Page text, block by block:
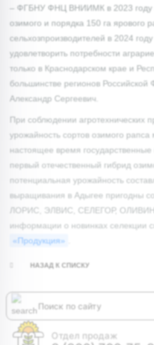
– ФГБНУ ФНЦ ВНИИМК в 2023 году
озимого и порядка 150 га ярового
сельхозпроизводителей в 2024
удовлетворить потребности
только в Краснодарском крае и
большинстве регионов
Александр Сергеевич.
При соблюдении агротехнических
урожайность сортов озимого рапса
настоящее время
первый отечественный гибрид
потенциальная урожайность
выращивания в Адыгее пригодны
ЛОРИС, ЭЛВИС, СЕЛЕГОР, ОЛИВИН
информации о новинках селекции
«Продукция»
НАЗАД К СПИСКУ
Отдел продаж